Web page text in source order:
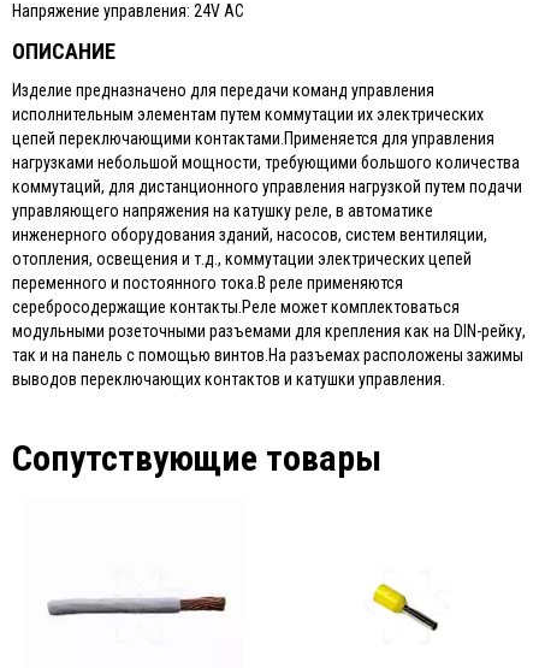
Напряжение управления: 24V AC
ОПИСАНИЕ
Изделие предназначено для передачи команд управления
исполнительным элементам путем коммутации их электрических
цепей переключающими контактами.Применяется для управления
нагрузками небольшой мощности, требующими большого количества
коммутаций, для дистанционного управления нагрузкой путем подачи
управляющего напряжения на катушку реле, в автоматике
инженерного оборудования зданий, насосов, систем вентиляции,
отопления, освещения и т.д., коммутации электрических цепей
переменного и постоянного тока.В реле применяются
серебросодержащие контакты.Реле может комплектоваться
модульными розеточными разъемами для крепления как на DIN-рейку,
так и на панель с помощью винтов.На разъемах расположены зажимы
выводов переключающих контактов и катушки управления.
Сопутствующие товары